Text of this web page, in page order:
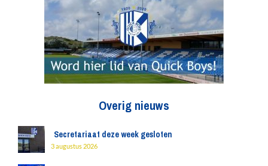
Overig nieuws
Secretariaat deze week gesloten
3 augustus 2026